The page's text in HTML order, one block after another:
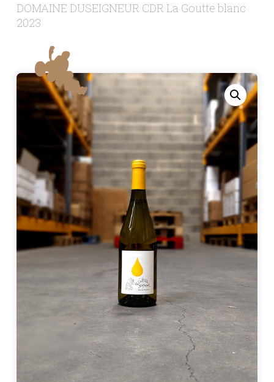
DOMAINE DUSEIGNEUR CDR La Goutte blanc
2023